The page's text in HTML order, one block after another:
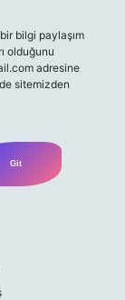
bilgi paylaşım
olduğunu
adresine
sitemizden